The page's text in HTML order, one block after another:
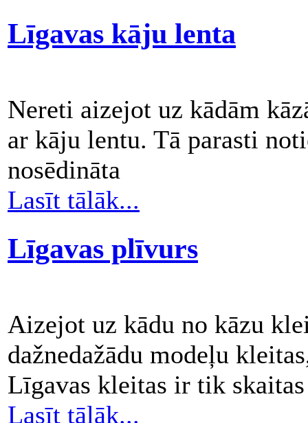
Līgavas kāju lenta
Nereti aizejot uz kādām
ar kāju lentu. Tā parasti
nosēdināta
Lasīt tālāk...
Līgavas plīvurs
Aizejot uz kādu no kāzu
dažnedažādu modeļu
Līgavas kleitas ir tik skaitas
Lasīt tālāk...